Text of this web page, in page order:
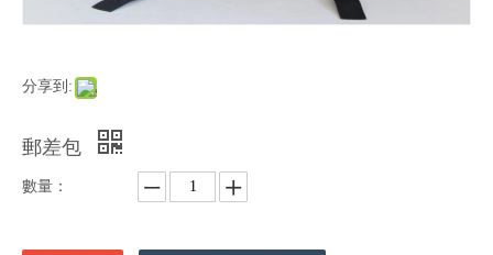
分享到:
郵差包
數量：